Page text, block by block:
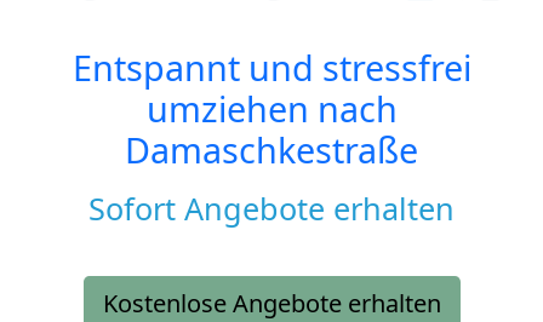
Entspannt und stressfrei
umziehen nach
Damaschkestraße
Sofort Angebote erhalten
Kostenlose Angebote erhalten